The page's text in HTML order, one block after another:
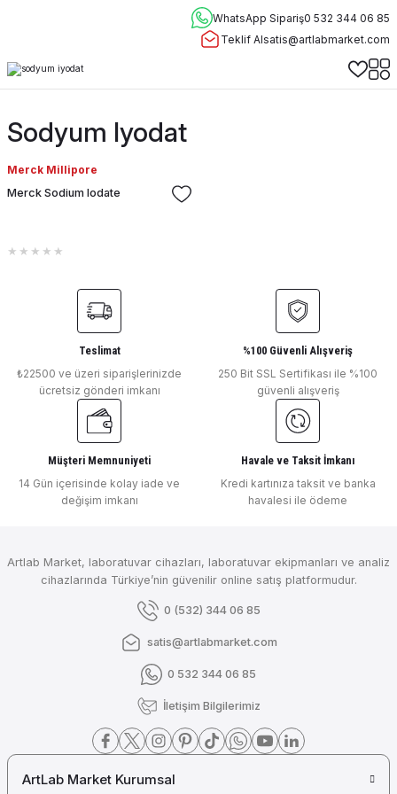
WhatsApp Sipariş0 532 344 06 85
Teklif Alsatis@artlabmarket.com
Sodyum Iyodat
Merck Millipore
Merck Sodium Iodate
Teslimat
₺22500 ve üzeri siparişlerinizde
ücretsiz gönderi imkanı
%100 Güvenli Alışveriş
250 Bit SSL Sertifikası ile %100
güvenli alışveriş
Müşteri Memnuniyeti
14 Gün içerisinde kolay iade ve
değişim imkanı
Havale ve Taksit İmkanı
Kredi kartınıza taksit ve banka
havalesi ile ödeme
Artlab Market, laboratuvar cihazları, laboratuvar ekipmanları ve analiz
cihazlarında Türkiye’nin güvenilir online satış platformudur.
0 (532) 344 06 85
satis@artlabmarket.com
0 532 344 06 85
İletişim Bilgilerimiz
ArtLab Market Kurumsal